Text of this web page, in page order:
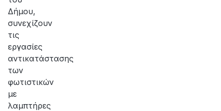
Δήμου,
συνεχίζουν
τις
εργασίες
αντικατάστασης
των
φωτιστικών
με
λαμπτήρες